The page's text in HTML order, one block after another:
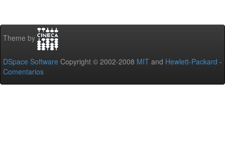
Theme by
DSpace Software Copyright © 2002-2008 MIT and Hewlett-Packard -
Comentarios